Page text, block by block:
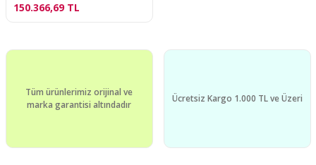
150.366,69 TL
Tüm ürünlerimiz orijinal ve
marka garantisi altındadır
Ücretsiz Kargo 1.000 TL ve Üzeri